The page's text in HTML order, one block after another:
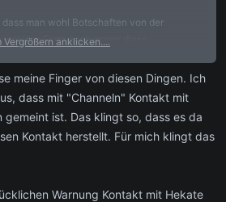
man wohl Botschaften von der
welcher Form auch immer diese
zu tun hat, sondern dass man von was
und dann dieses Wesen durch einen
Empfangens dazu?
Vergrößern anklicken....
meine Finger von diesen Dingen. Ich
dass mit "Channeln" Kontakt mit
gemeint ist. Das klingt so, dass es da
Kontakt herstellt. Für mich klingt das
Warnung Kontakt mit Hekate